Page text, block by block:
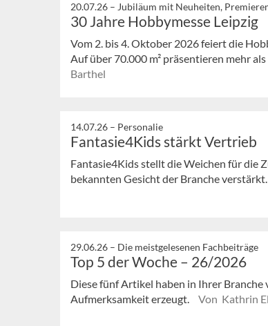
20.07.26 – Jubiläum mit Neuheiten,
30 Jahre Hobbymesse Leipzig
Vom 2. bis 4. Oktober 2026 feiert die
Auf über 70.000 m² präsentieren mehr
Barthel
14.07.26 – Personalie
Fantasie4Kids stärkt Vertrieb
Fantasie4Kids stellt die Weichen für die
bekannten Gesicht der Branche verstärkt.
29.06.26 – Die meistgelesenen Fachbeiträge
Top 5 der Woche – 26/2026
Diese fünf Artikel haben in Ihrer Branche
Aufmerksamkeit erzeugt.
Von Kathrin